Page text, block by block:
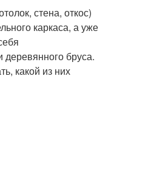
стена, откос)
каркаса, а уже
бруса.
какой из них